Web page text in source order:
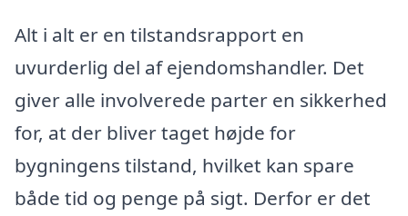
Alt i alt er en tilstandsrapport en
uvurderlig del af ejendomshandler. Det
giver alle involverede parter en sikkerhed
for, at der bliver taget højde for
bygningens tilstand, hvilket kan spare
både tid og penge på sigt. Derfor er det